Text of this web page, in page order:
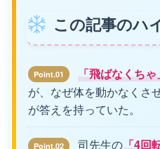
この記事のハ
Point.01
「飛ばなくち
が、なぜ体を動かなくさ
が答えを持っていた。
Point.02 司先生の 「4回